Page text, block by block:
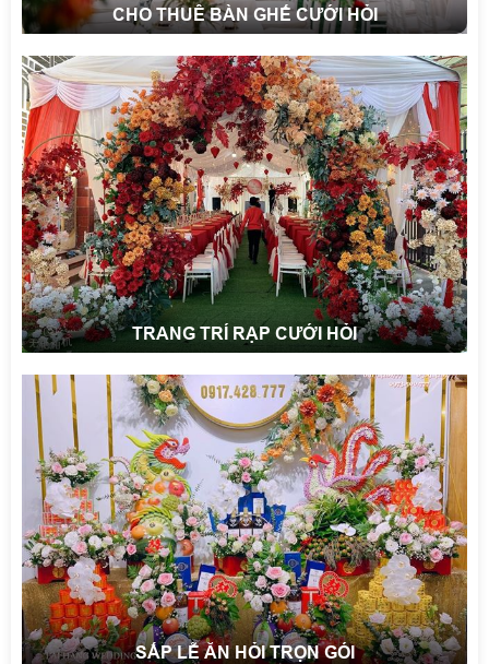
CHO THUÊ BÀN GHẾ CƯỚI HỎI
TRANG TRÍ RẠP CƯỚI HỎI
SẮP LỄ ĂN HỎI TRỌN GÓI